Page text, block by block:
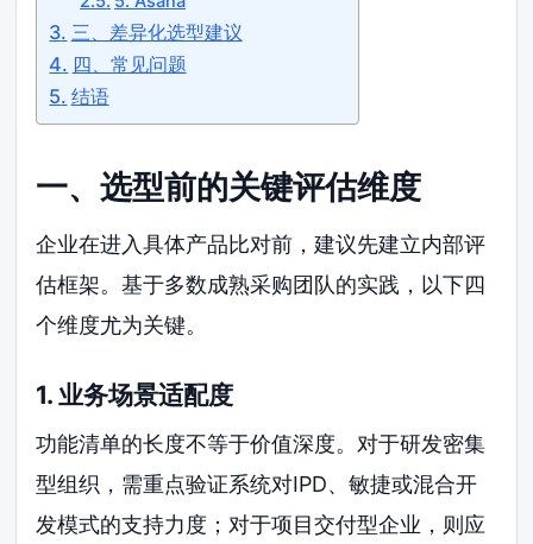
三、差异化选型建议
四、常见问题
结语
一、选型前的关键评估维度
企业在进入具体产品比对前，建议先建立内部评
估框架。基于多数成熟采购团队的实践，以下四
个维度尤为关键。
1. 业务场景适配度
功能清单的长度不等于价值深度。对于研发密集
型组织，需重点验证系统对IPD、敏捷或混合开
发模式的支持力度；对于项目交付型企业，则应